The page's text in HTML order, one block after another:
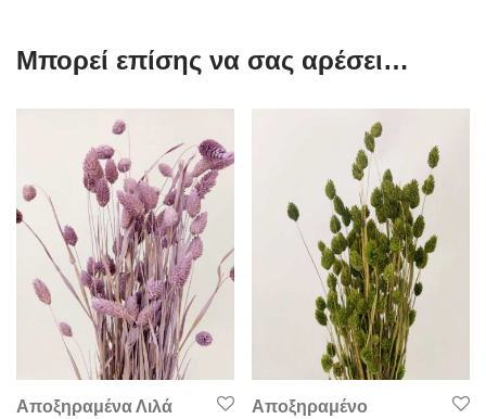
Μπορεί επίσης να σας αρέσει…
Αποξηραμένα Λιλά
Αποξηραμένο